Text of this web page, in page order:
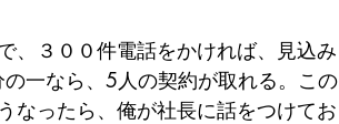
、３００件電話をかければ、見込み
一なら、5人の契約が取れる。この
なったら、俺が社長に話をつけてお